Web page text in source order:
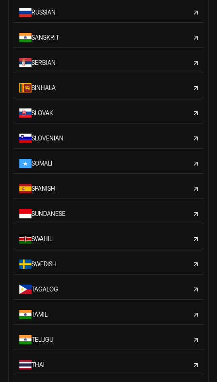
RUSSIAN
SANSKRIT
SERBIAN
SINHALA
SLOVAK
SLOVENIAN
SOMALI
SPANISH
SUNDANESE
SWAHILI
SWEDISH
TAGALOG
TAMIL
TELUGU
THAI